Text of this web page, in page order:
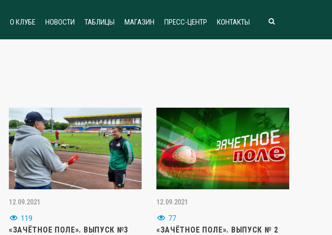
О КЛУБЕ НОВОСТИ ТАБЛИЦЫ МАГАЗИН ПРЕСС-ЦЕНТР КОНТАКТЫ
12.09.2021
119
«ЗАЧЁТНОЕ ПОЛЕ». ВЫПУСК №3
12.09.2021
77
«ЗАЧЁТНОЕ ПОЛЕ». ВЫПУСК № 2